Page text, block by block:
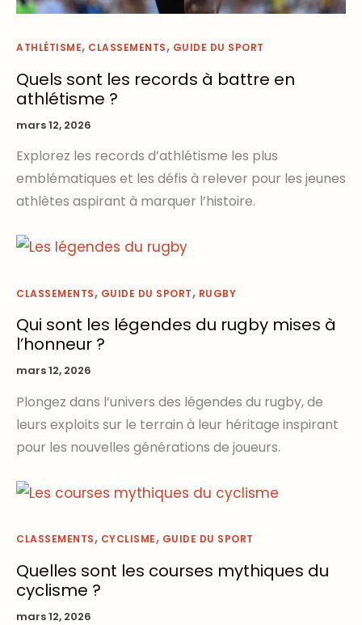
ATHLÉTISME, CLASSEMENTS, GUIDE DU SPORT
Quels sont les records à battre en
athlétisme ?
mars 12, 2026
Explorez les records d’athlétisme les plus
emblématiques et les défis à relever pour les jeunes
athlètes aspirant à marquer l’histoire.
CLASSEMENTS, GUIDE DU SPORT, RUGBY
Qui sont les légendes du rugby mises à
l’honneur ?
mars 12, 2026
Plongez dans l’univers des légendes du rugby, de
leurs exploits sur le terrain à leur héritage inspirant
pour les nouvelles générations de joueurs.
CLASSEMENTS, CYCLISME, GUIDE DU SPORT
Quelles sont les courses mythiques du
cyclisme ?
mars 12, 2026